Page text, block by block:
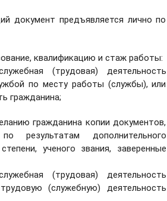
документ предъявляется лично по
квалификацию и стаж работы:
(трудовая) деятельность
по месту работы (службы), или
гражданина;
гражданина копии документов,
результатам дополнительного
ученого звания, заверенные
(трудовая) деятельность
(служебную) деятельность